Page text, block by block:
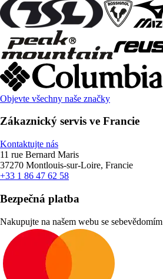
Objevte všechny naše značky
Zákaznický servis ve Francie
Kontaktujte nás
11 rue Bernard Maris
37270 Montlouis-sur-Loire, Francie
+33 1 86 47 62 58
Bezpečná platba
Nakupujte na našem webu se sebevědomím